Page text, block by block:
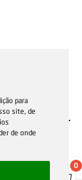
para
site, de
de onde
0